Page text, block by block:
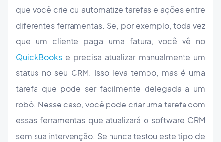
que você crie ou automatize tarefas e ações entre
diferentes ferramentas. Se, por exemplo, toda vez
que um cliente paga uma fatura, você vê no
QuickBooks e precisa atualizar manualmente um
status no seu CRM. Isso leva tempo, mas é uma
tarefa que pode ser facilmente delegada a um
robô. Nesse caso, você pode criar uma tarefa com
essas ferramentas que atualizará o software CRM
sem sua intervenção. Se nunca testou este tipo de